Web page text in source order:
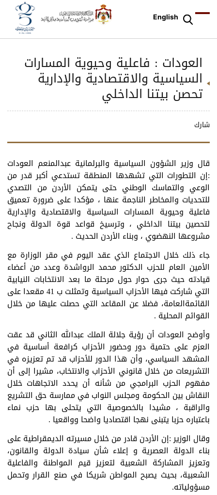
English
العودات : فاعلية وحيوية المسارات
السياسية والاقتصادية والإدارية
تحصن بيتنا الداخلي
شارك
قال وزير الشؤون السياسية والبرلمانية عبدالمنعم العودات
:إن التطورات التي تشهدها المنطقة تستدعي أكبر قدر من
الوعي والتماسك الوطني حتى يتمكن الأردن من التصدي
للتحديات والمخاطر الناجمة عنها ، مؤكدا على ضرورة تعميق
فاعلية وحيوية المسارات السياسية والاقتصادية والإدارية
لتحصين بيتنا الداخلي ، وترسيخ قواعد قوة الدولة ونجاح
مشروعها النهضوي ، وبناء الأردن الحديث .
جاء ذلك خلال الاجتماع الذي عقد اليوم في مقر الوزارة مع
الأمين العام للحزب الدكتور محمد الرواشدة وعدد من أعضاء
قيادته حيث جرى حوار حول مرحلة ما بعد الانتخابات النيابية
التي شاركت فيها الأحزاب السياسية وتمثلت ب 41 مقعدا على
القائمةالعامة، فضلا عن المقاعد التي حصلت عليها من خلال
القوائم المحلية .
وأوضح العودات أن رؤية جلالة الملك عبدالله الثاني قد عقت
العزم على حتمية دور وحضور الأحزاب كرافعة أساسية في
المشهد السياسي، وأن هذا الدور للأحزاب قد تم تعزيزه في
التشريعات من خلال قانوني الأحزاب والانتخاب، مشيرا إلى أن
مفهوم الحزب البرامجي من شأنه أن يحدد الاتجاهات خلال
النقاش بين الحكومة ومجلس النواب في ممارسة حق التشريع
والراقبة ، مشيدا بالخصوصية التي يتحلى بها حزب نماء
باعتباره حزبا يتبنى نهجا اقتصاديا واضحا وواقعيا .
وقال الوزير :إن الأردن قادر من خلال مسيرته الديمقراطية على
بناء الدولة العصرية و إعلاء شأن سيادة الدولة والقانون،
وتعزيز المشاركة الشعبية لتعزيز قيم المواطنة والفاعلية
الشعبية، بحيث يصبح المواطن شريكا في صنع القرار وتحمل
مسؤولياته.